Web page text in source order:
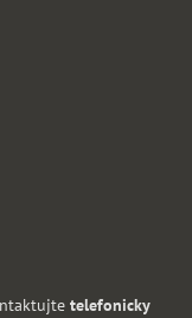
telefonicky